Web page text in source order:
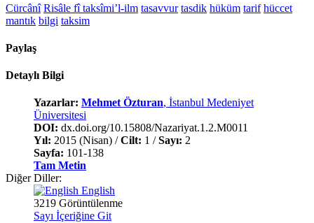
Cürcânî Risâle fî taksîmi’l-ilm tasavvur tasdik hüküm tarif hüccet
mantık bilgi taksim
Paylaş
Detaylı Bilgi
Yazarlar: Mehmet Özturan, İstanbul Medeniyet
Üniversitesi
DOI: dx.doi.org/10.15808/Nazariyat.1.2.M0011
Yıl: 2015 (Nisan) /Cilt: 1 /Sayı: 2
Sayfa: 101-138
Tam Metin
Diğer Diller:
English
3219 Görüntülenme
Sayı İçeriğine Git